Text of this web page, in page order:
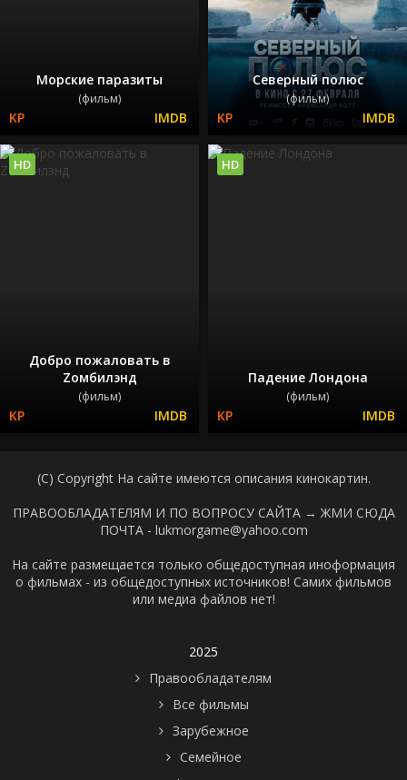
Морские паразиты
(фильм)
Северный полюс
(фильм)
Добро пожаловать в
Zомбилэнд
(фильм)
HD
Падение Лондона
(фильм)
HD
(C) Copyright На сайте имеются описания кинокартин.
ПРАВООБЛАДАТЕЛЯМ И ПО ВОПРОСУ САЙТА → ЖМИ СЮДА
ПОЧТА - lukmorgame@yahoo.com
На сайте размещается только общедоступная иноформация
о фильмах - из общедоступных источников! Самих фильмов
или медиа файлов нет!
2025
Правообладателям
Все фильмы
Зарубежное
Семейное